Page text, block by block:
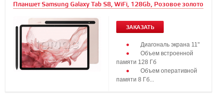
Планшет Samsung Galaxy Tab S8, WiFi, 128Gb, Розовое золото
ЗАКАЗАТЬ
Диагональ экрана 11"
Объем встроенной
памяти 128 Гб
Объем оперативной
памяти 8 Гб...